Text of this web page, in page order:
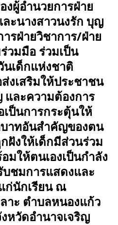
งผู้อำนวยการฝ่าย
ะนางสาวนงรัก บุญ
ารฝ่ายวิชาการ/ฝ่าย
วมมือ ร่วมเป็น
นเด็กแห่งชาติ
งเสริมให้ประชาชน
ละความต้องการ
เป็นการกระตุ้นให้
าทอันสำคัญของตน
ฝังให้เด็กมีส่วนร่วม
มให้ตนเองเป็นกำลัง
ชมการแสดงและ
ก่นักเรียน ณ
าะ ตำบลหนองแก้ว
หวัดอำนาจเจริญ